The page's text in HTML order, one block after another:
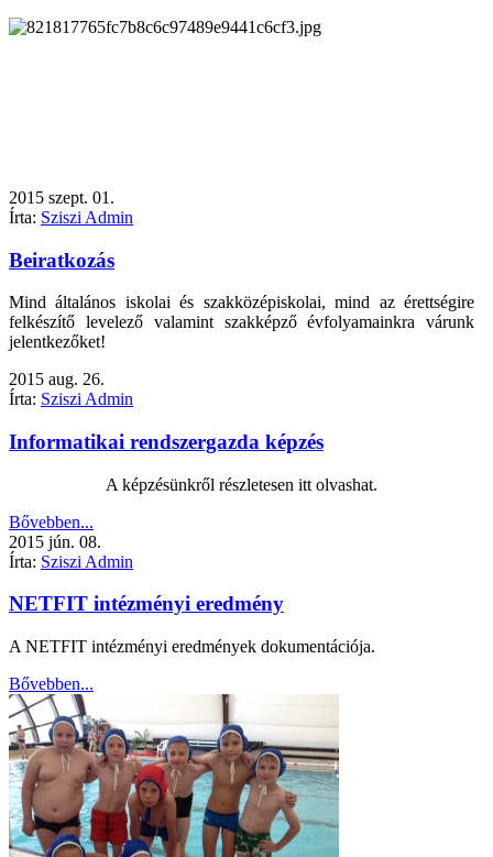
2015 szept. 01.
Írta: Sziszi Admin
Beiratkozás
Mind általános iskolai és szakközépiskolai, mind az érettségire
felkészítő levelező valamint szakképző évfolyamainkra várunk
jelentkezőket!
2015 aug. 26.
Írta: Sziszi Admin
Informatikai rendszergazda képzés
A képzésünkről részletesen itt olvashat.
Bővebben...
2015 jún. 08.
Írta: Sziszi Admin
NETFIT intézményi eredmény
A NETFIT intézményi eredmények dokumentációja.
Bővebben...